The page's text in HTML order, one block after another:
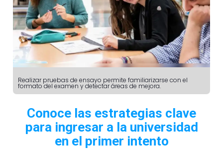
Realizar pruebas de ensayo permite familiarizarse con el
formato del examen y detectar áreas de mejora.
Conoce las estrategias clave
para ingresar a la universidad
en el primer intento